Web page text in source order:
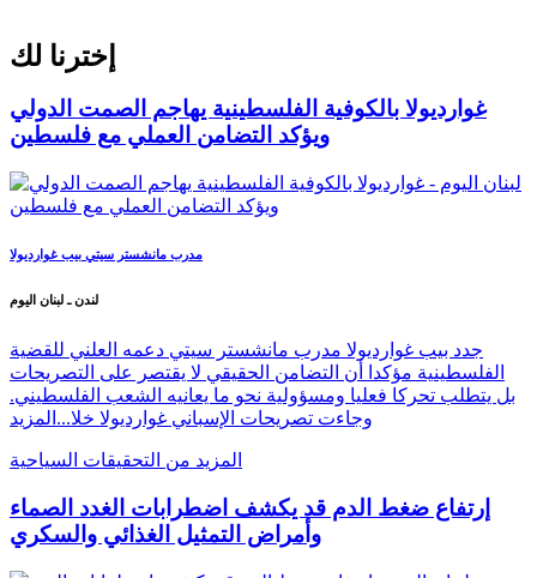
إخترنا لك
غوارديولا بالكوفية الفلسطينية يهاجم الصمت الدولي
ويؤكد التضامن العملي مع فلسطين
مدرب مانشستر سيتي بيب غوارديولا
لندن ـ لبنان اليوم
جدد بيب غوارديولا مدرب مانشستر سيتي دعمه العلني للقضية
الفلسطينية مؤكدا أن التضامن الحقيقي لا يقتصر على التصريحات
بل يتطلب تحركا فعليا ومسؤولية نحو ما يعانيه الشعب الفلسطيني.
وجاءت تصريحات الإسباني غوارديولا خلا... المزيد
المزيد من التحقيقات السياحية
إرتفاع ضغط الدم قد يكشف اضطرابات الغدد الصماء
وأمراض التمثيل الغذائي والسكري